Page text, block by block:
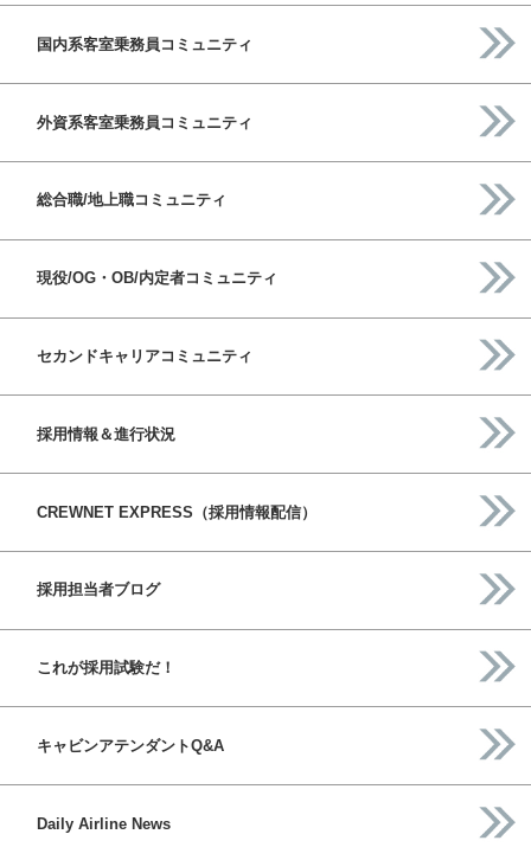
国内系客室乗務員コミュニティ
外資系客室乗務員コミュニティ
総合職/地上職コミュニティ
現役/OG・OB/内定者コミュニティ
セカンドキャリアコミュニティ
採用情報＆進行状況
CREWNET EXPRESS（採用情報配信）
採用担当者ブログ
これが採用試験だ！
キャビンアテンダントQ&A
Daily Airline News